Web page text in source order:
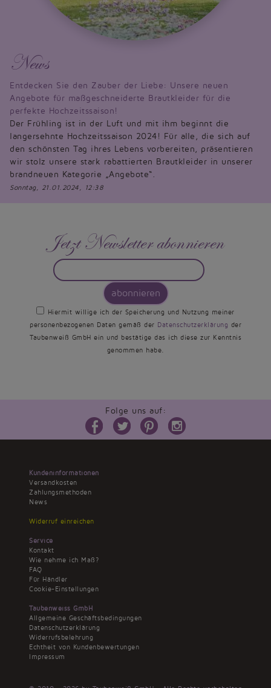
News
Entdecken Sie den Zauber der Liebe: Unsere neuen
Angebote für maßgeschneiderte Brautkleider für die
perfekte Hochzeitssaison!
Der Frühling ist in der Luft und mit ihm beginnt die
langersehnte Hochzeitssaison 2024! Für alle, die sich auf
den schönsten Tag ihres Lebens vorbereiten, präsentieren
wir stolz unsere stark rabattierten Brautkleider in unserer
brandneuen Kategorie „Angebote“.
Sonntag, 21.01.2024, 12:38
Jetzt Newsletter abonnieren
abonnieren
Hiermit willige ich der Speicherung und Nutzung meiner
personenbezogenen Daten gemäß der Datenschutzerklärung der
Taubenweiß GmbH ein und bestätige das ich diese zur Kenntnis
genommen habe.
Folge uns auf:
Kundeninformationen
Versandkosten
Zahlungsmethoden
News
Widerruf einreichen
Service
Kontakt
Wie nehme ich Maß?
FAQ
Für Händler
Cookie-Einstellungen
Taubenweiss GmbH
Allgemeine Geschäftsbedingungen
Datenschutzerklärung
Widerrufsbelehrung
Echtheit von Kundenbewertungen
Impressum